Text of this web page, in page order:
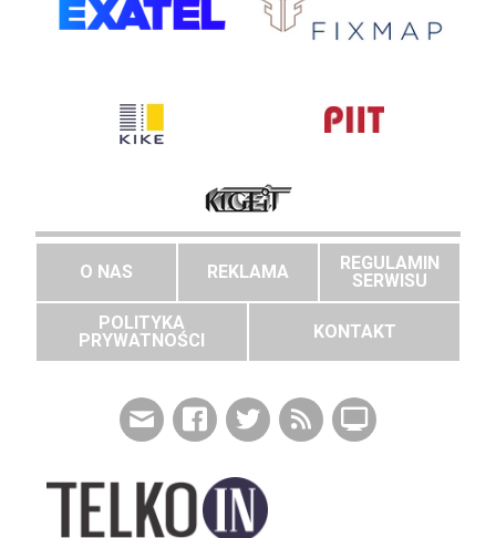
O NAS REKLAMA
REGULAMIN
SERWISU
POLITYKA
PRYWATNOŚCI
KONTAKT